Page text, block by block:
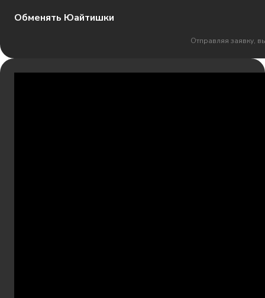
Обменять Юайтишки
Отправляя заявку,